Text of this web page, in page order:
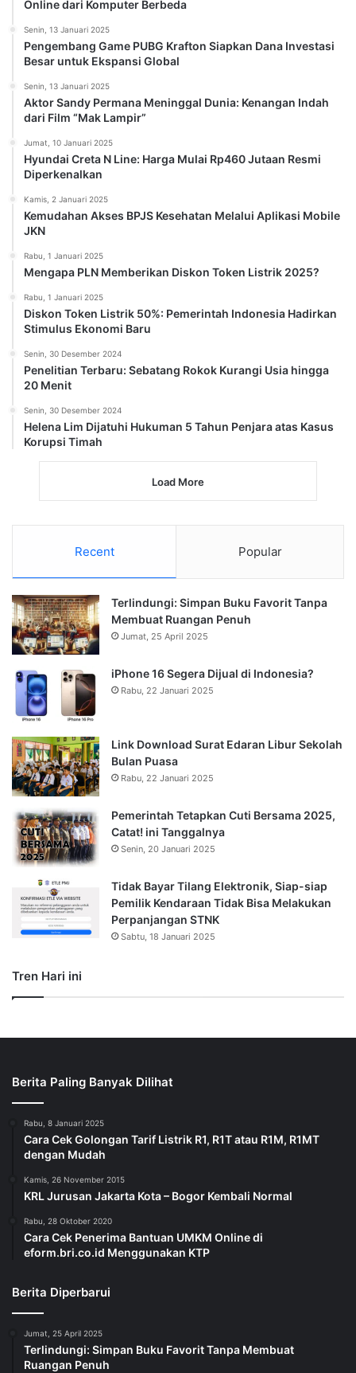
Online dari Komputer Berbeda
Senin, 13 Januari 2025
Pengembang Game PUBG Krafton Siapkan Dana Investasi
Besar untuk Ekspansi Global
Senin, 13 Januari 2025
Aktor Sandy Permana Meninggal Dunia: Kenangan Indah
dari Film “Mak Lampir”
Jumat, 10 Januari 2025
Hyundai Creta N Line: Harga Mulai Rp460 Jutaan Resmi
Diperkenalkan
Kamis, 2 Januari 2025
Kemudahan Akses BPJS Kesehatan Melalui Aplikasi Mobile
JKN
Rabu, 1 Januari 2025
Mengapa PLN Memberikan Diskon Token Listrik 2025?
Rabu, 1 Januari 2025
Diskon Token Listrik 50%: Pemerintah Indonesia Hadirkan
Stimulus Ekonomi Baru
Senin, 30 Desember 2024
Penelitian Terbaru: Sebatang Rokok Kurangi Usia hingga
20 Menit
Senin, 30 Desember 2024
Helena Lim Dijatuhi Hukuman 5 Tahun Penjara atas Kasus
Korupsi Timah
Load More
Recent Popular
Terlindungi: Simpan Buku Favorit Tanpa
Membuat Ruangan Penuh
Jumat, 25 April 2025
iPhone 16 Segera Dijual di Indonesia?
Rabu, 22 Januari 2025
Link Download Surat Edaran Libur Sekolah
Bulan Puasa
Rabu, 22 Januari 2025
Pemerintah Tetapkan Cuti Bersama 2025,
Catat! ini Tanggalnya
Senin, 20 Januari 2025
Tidak Bayar Tilang Elektronik, Siap-siap
Pemilik Kendaraan Tidak Bisa Melakukan
Perpanjangan STNK
Sabtu, 18 Januari 2025
Tren Hari ini
Berita Paling Banyak Dilihat
Rabu, 8 Januari 2025
Cara Cek Golongan Tarif Listrik R1, R1T atau R1M, R1MT
dengan Mudah
Kamis, 26 November 2015
KRL Jurusan Jakarta Kota – Bogor Kembali Normal
Rabu, 28 Oktober 2020
Cara Cek Penerima Bantuan UMKM Online di
eform.bri.co.id Menggunakan KTP
Berita Diperbarui
Jumat, 25 April 2025
Terlindungi: Simpan Buku Favorit Tanpa Membuat
Ruangan Penuh